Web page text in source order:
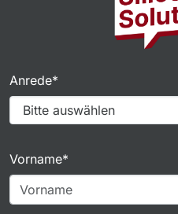
Anrede*
Vorname*